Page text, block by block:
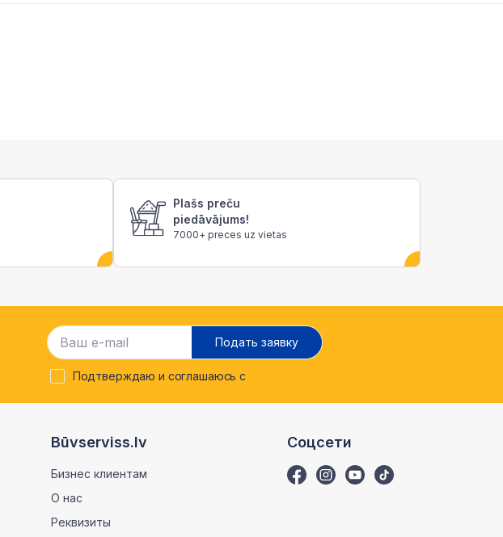
Plašs preču
piedāvājums!
7000+ preces uz vietas
Подать заявку
Подтверждаю и соглашаюсь с
Būvserviss.lv
Бизнес клиентам
О нас
Реквизиты
Соцсети